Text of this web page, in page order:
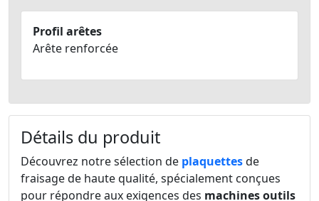
Profil arêtes
Arête renforcée
Détails du produit
Découvrez notre sélection de plaquettesde
fraisage de haute qualité, spécialement conçues
pour répondre aux exigences des machines outils